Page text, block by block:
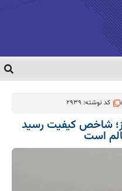
کد نوشته: 2939
شاخص کیفیت رسید